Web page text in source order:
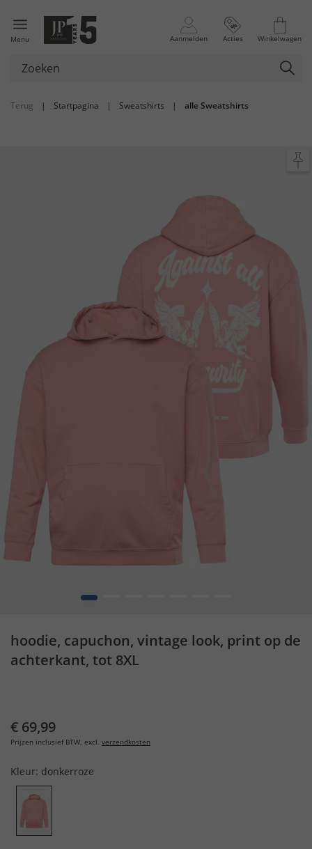
Menu Aanmelden Acties Winkelwagen
Terug | Startpagina | Sweatshirts | alle Sweatshirts
1
hoodie, capuchon, vintage look, print op de
achterkant, tot 8XL
€ 69,99
Prijzen inclusief BTW, excl. verzendkosten
Kleur: donkerroze